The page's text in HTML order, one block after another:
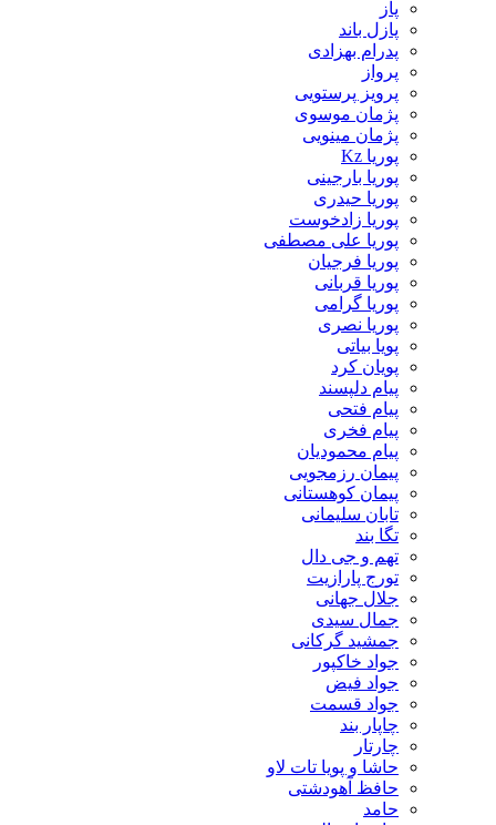
پاز
پازل باند
پدرام بهزادی
پرواز
پرویز پرستویی
پژمان موسوی
پژمان مینویی
پوریا Kz
پوریا بارجینی
پوریا حیدری
پوریا زادخوست
پوریا علی مصطفی
پوریا فرجیان
پوریا قربانی
پوریا گرامی
پوریا نصری
پویا بیاتی
پویان کرد
پیام دلپسند
پیام فتحی
پیام فخری
پیام محمودیان
پیمان رزمجویی
پیمان کوهستانی
تابان سلیمانی
تگا بند
تهم و جی دال
تورج پارازیت
جلال جهانی
جمال سیدی
جمشید گرکانی
جواد خاکپور
جواد فیض
جواد قسمت
چاپار بند
چارتار
حاشا و پویا تات لاو
حافظ آهودشتی
حامد